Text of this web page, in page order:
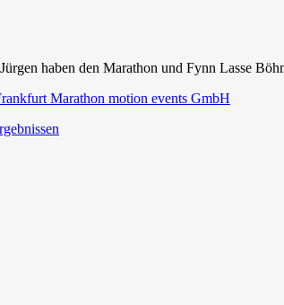
haben den Marathon und Fynn Lasse
Marathon motion events GmbH